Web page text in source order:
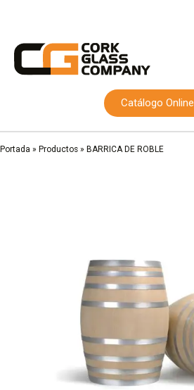
Catálogo Online
Portada » Productos » BARRICA DE ROBLE